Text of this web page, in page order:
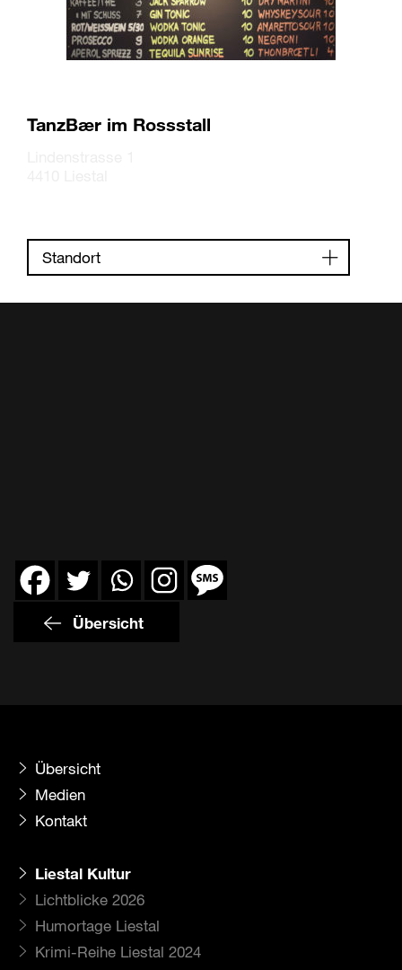
TanzBær im Rossstall
Standort
Übersicht
Übersicht
Medien
Kontakt
Liestal Kultur
Lichtblicke 2026
Humortage Liestal
Krimi-Reihe Liestal 2024